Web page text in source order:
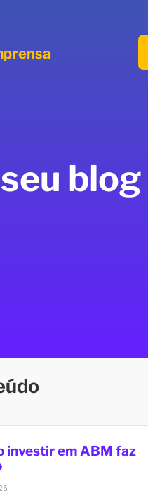
blog
investir em ABM faz